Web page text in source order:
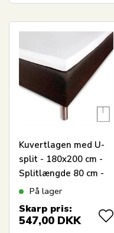
Kuvertlagen med U-
split - 180x200 cm -
Splitlængde 80 cm -
Hvid - 100%
Cotton
På lager
Skarp pris:
547,00 DKK